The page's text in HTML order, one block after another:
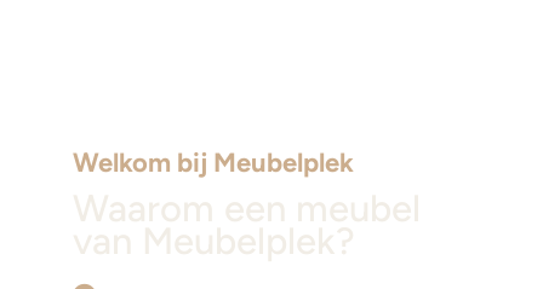
Welkom bij Meubelplek
Waarom een meubel
van Meubelplek?